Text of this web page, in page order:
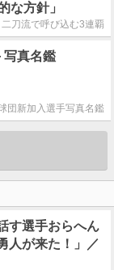
な方針」
刀流で呼び込む3連覇
写真名鑑
団新加入選手写真名鑑
す選手おらへん
人が来た！」／